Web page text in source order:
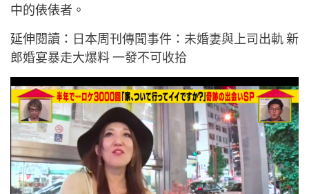
中的俵俵者。
延伸閱讀： 日本周刊傳聞事件：未婚妻與上司出軌 新
郎婚宴暴走大爆料 一發不可收拾